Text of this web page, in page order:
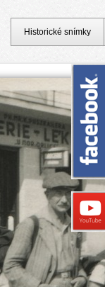
Historické snímky